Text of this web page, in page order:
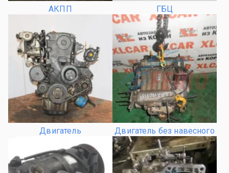
АКПП ГБЦ
Двигатель Двигатель без навесного